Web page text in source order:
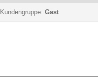
Kundengruppe: Gast